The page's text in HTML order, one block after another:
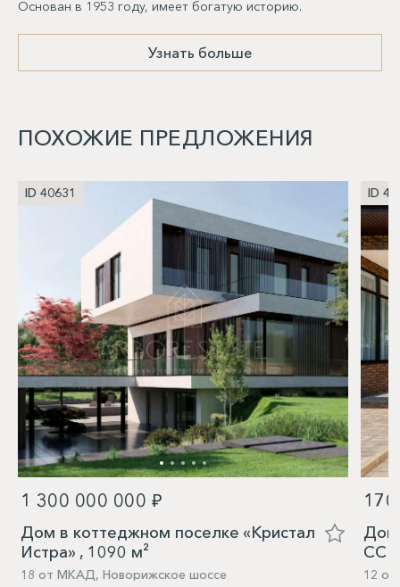
Основан в 1953 году, имеет богатую историю.
Узнать больше
ПОХОЖИЕ ПРЕДЛОЖЕНИЯ
ID 40631
1 300 000 000 ₽
Дом в коттеджном поселке «Кристал
Истра» , 1090 м²
18 от МКАД, Новорижское шоссе
ID
Дом
12